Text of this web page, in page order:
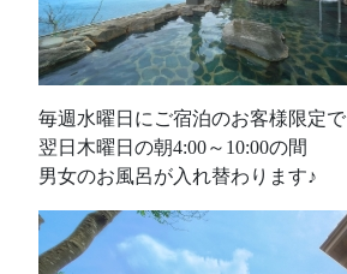
毎週水曜日にご宿泊のお客様限定で
翌日木曜日の朝4:00～10:00の間
男女のお風呂が入れ替わります♪